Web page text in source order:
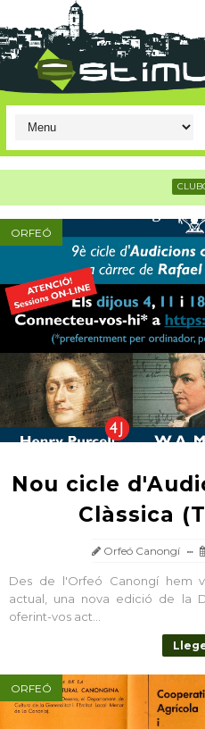
CLUBCICLISTA
ORFEÓ
Nou cicle
Clàssica
Orfeó Canongí
Des de l'Orfeó Canongí hem
actual, una nova edició de la
oferint-vos act...
ORFEÓ